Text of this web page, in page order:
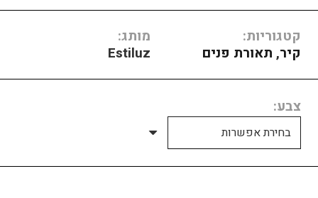
קטגוריות:
קיר, תאורת פנים
מותג:
Estiluz
צבע